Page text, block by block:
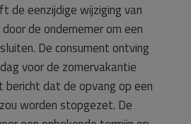
de eenzijdige wijziging van
de ondernemer om een
De consument ontving
voor de zomervakantie
bericht dat de opvang op een
worden stopgezet. De